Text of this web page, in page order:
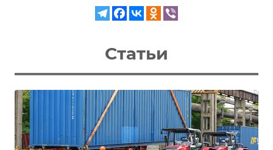
Статьи